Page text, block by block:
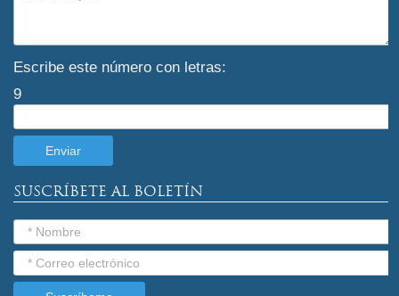
Escribe este número con letras:
9
SUSCRÍBETE AL BOLETÍN